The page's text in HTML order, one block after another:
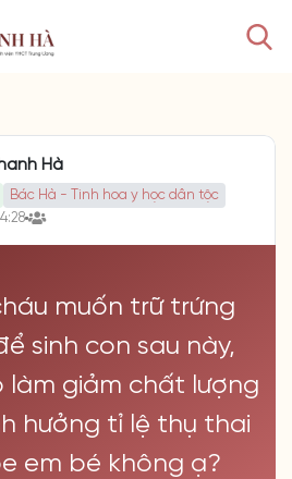
Hà
Bác Hà - Tinh hoa y học dân tộc
muốn trữ trứng
sinh con sau này,
làm giảm chất lượng
hưởng tỉ lệ thụ thai
em bé không ạ?